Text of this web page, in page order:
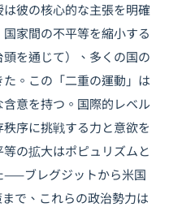
彼の核心的な主張を明確
家間の不平等を縮小する
を通じて）、多くの国の
。この「二重の運動」は
意を持つ。国際的レベル
序に挑戦する力と意欲を
の拡大はポピュリズムと
——ブレグジットから米国
で、これらの政治勢力は